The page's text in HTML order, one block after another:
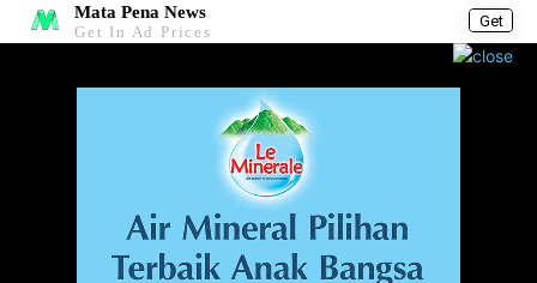
Get
Mata Pena News
Get In Ad Prices